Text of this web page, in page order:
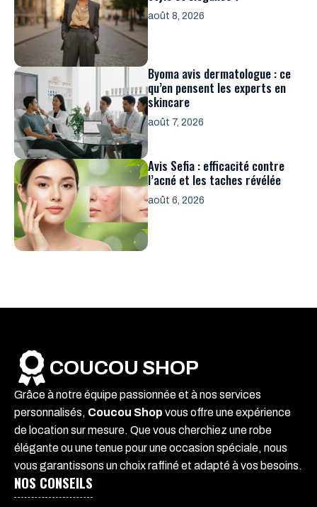
août 8, 2026
Byoma avis dermatologue : ce
qu’en pensent les experts en
skincare
août 7, 2026
Avis Sefia : efficacité contre
l’acné et les taches révélée
août 6, 2026
COUCOU SHOP
Grâce à notre équipe passionnée et à nos services
personnalisés, Coucou Shop vous offre une expérience
de location sur mesure. Que vous cherchiez une robe
élégante ou une tenue pour une occasion spéciale, nous
vous garantissons un choix raffiné et adapté à vos besoins.
NOS CONSEILS